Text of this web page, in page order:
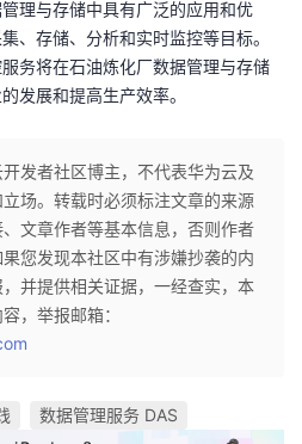
理与存储中具有广泛的应用和优
、存储、分析和实时监控等目标。
务将在石油炼化厂数据管理与存储
发展和提高生产效率。
开发者社区博主，不代表华为云及
场。转载时必须标注文章的来源
、文章作者等基本信息，否则作者
您发现本社区中有涉嫌抄袭的内
并提供相关证据，一经查实，本
，举报邮箱：
数据管理服务 DAS